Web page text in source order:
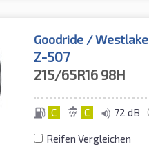
Goodride / Westlake
Z-507
215/65R16 98H
C C 72 dB
Reifen Vergleichen